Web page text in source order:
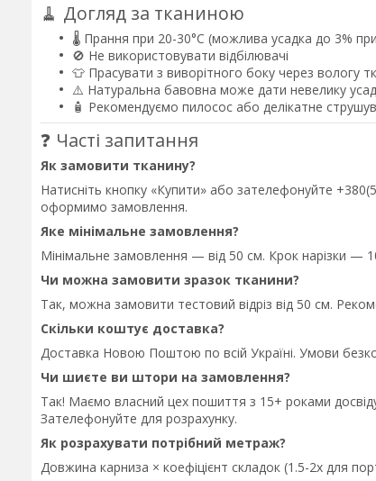
🧹 Догляд за тканиною
🌡️ Прання при 20-30°C (можлива усадка до 3%
🚫 Не використовувати відбілювачі
👕 Прасувати з виворітного боку через вологу
⚠️ Натуральна бавовна може дати невелику
🧴 Рекомендуємо пилосос або делікатне
❓ Часті запитання
Як замовити тканину?
Натисніть кнопку «Купити» або зателефонуйте
оформимо замовлення.
Яке мінімальне замовлення?
Мінімальне замовлення — від 50 см. Крок нарізки
Чи можна замовити зразок тканини?
Так, можна замовити тестовий відріз від 50 см.
Скільки коштує доставка?
Доставка Новою Поштою по всій Україні. Умови
Чи шиєте ви штори на замовлення?
Так! Маємо власний цех пошиття з 15+ роками
Зателефонуйте для розрахунку.
Як розрахувати потрібний метраж?
Довжина карниза × коефіцієнт складок (1.5-2x для